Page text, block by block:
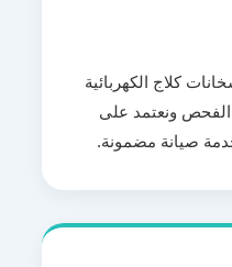
كلاج الكهربائية
الفحص ونعتمد على
صيانة مضمونة.